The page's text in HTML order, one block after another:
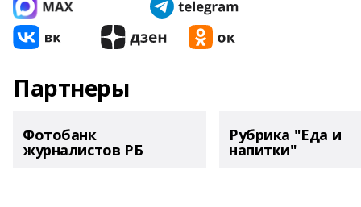
Партнеры
Фотобанк
журналистов РБ
Рубрика "Еда и
напитки"